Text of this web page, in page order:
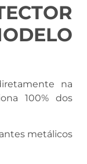
na
100% dos
metálicos